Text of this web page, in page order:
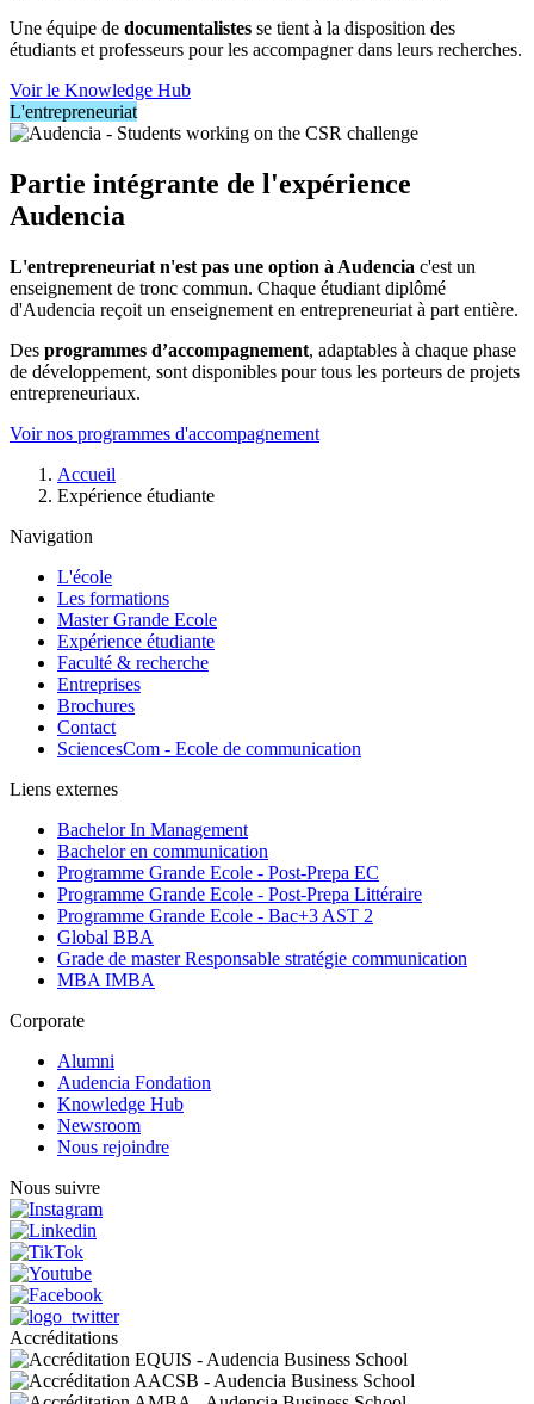
Une équipe de documentalistes se tient à la disposition des
étudiants et professeurs pour les accompagner dans leurs recherches.
Voir le Knowledge Hub
L'entrepreneuriat
Partie intégrante de l'expérience
Audencia
L'entrepreneuriat n'est pas une option à Audencia c'est un
enseignement de tronc commun. Chaque étudiant diplômé
d'Audencia reçoit un enseignement en entrepreneuriat à part entière.
Des programmes d’accompagnement, adaptables à chaque phase
de développement, sont disponibles pour tous les porteurs de projets
entrepreneuriaux.
Voir nos programmes d'accompagnement
d'Ariane
Accueil
Expérience étudiante
Navigation
L'école
Les formations
Master Grande Ecole
Expérience étudiante
Faculté & recherche
Entreprises
Brochures
Contact
SciencesCom - Ecole de communication
Liens externes
Bachelor In Management
Bachelor en communication
Programme Grande Ecole - Post-Prepa EC
Programme Grande Ecole - Post-Prepa Littéraire
Programme Grande Ecole - Bac+3 AST 2
Global BBA
Grade de master Responsable stratégie communication
MBA IMBA
Corporate
Alumni
Audencia Fondation
Knowledge Hub
Newsroom
Nous rejoindre
Nous suivre
Accréditations